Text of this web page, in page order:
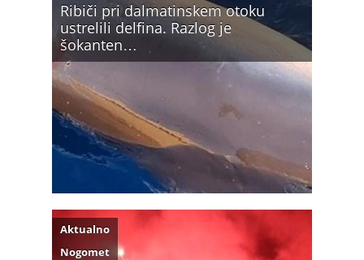
Ribiči pri dalmatinskem otoku
ustrelili delfina. Razlog je
šokanten…
Aktualno
Nogomet